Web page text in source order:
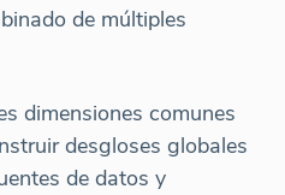
de múltiples
dimensiones comunes
desgloses globales
de datos y